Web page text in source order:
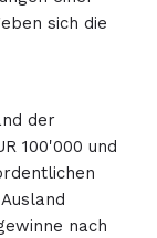
sich die
der
100'000 und
nach